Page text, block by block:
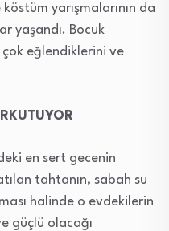
yarışmalarının da
yaşandı. Bocuk
eğlendiklerini ve
en sert gecenin
tahtanın, sabah su
halinde o evdekilerin
güçlü olacağı